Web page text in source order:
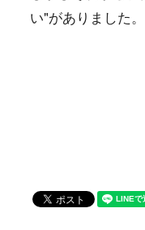
い"がありました。